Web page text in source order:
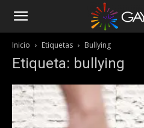
Inicio Etiquetas Bullying
Etiqueta: bullying